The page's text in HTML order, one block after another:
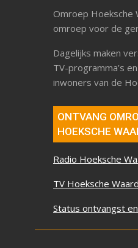
Omroep Hoeksche
omroep voor de
Dagelijks maken
TV-programma’s
inwoners van de
ONTVANG
HOEKSCHE
Radio Hoeksche
TV Hoeksche Waard
Status ontvangst